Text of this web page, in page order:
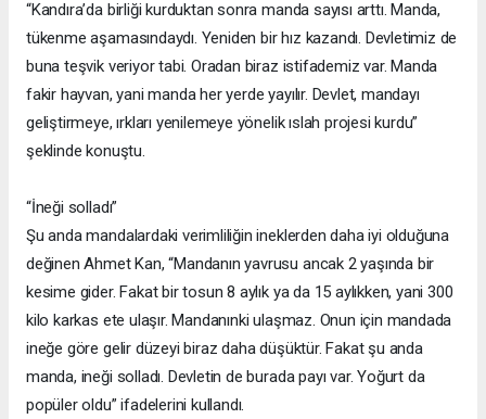
“Kandıra’da birliği kurduktan sonra manda sayısı arttı. Manda,
tükenme aşamasındaydı. Yeniden bir hız kazandı. Devletimiz de
buna teşvik veriyor tabi. Oradan biraz istifademiz var. Manda
fakir hayvan, yani manda her yerde yayılır. Devlet, mandayı
geliştirmeye, ırkları yenilemeye yönelik ıslah projesi kurdu”
şeklinde konuştu.
“İneği solladı”
Şu anda mandalardaki verimliliğin ineklerden daha iyi olduğuna
değinen Ahmet Kan, “Mandanın yavrusu ancak 2 yaşında bir
kesime gider. Fakat bir tosun 8 aylık ya da 15 aylıkken, yani 300
kilo karkas ete ulaşır. Mandanınki ulaşmaz. Onun için mandada
ineğe göre gelir düzeyi biraz daha düşüktür. Fakat şu anda
manda, ineği solladı. Devletin de burada payı var. Yoğurt da
popüler oldu” ifadelerini kullandı.